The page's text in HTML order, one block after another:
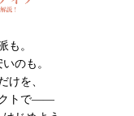
も。
のも。
けを、
クトで――